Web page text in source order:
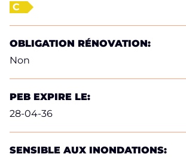
C
OBLIGATION RÉNOVATION:
Non
PEB EXPIRE LE:
28-04-36
SENSIBLE AUX INONDATIONS: